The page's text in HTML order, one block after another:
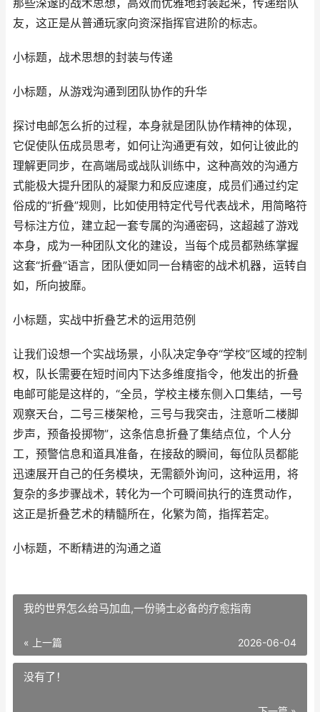
那些深邃的战术思想，高效而优雅地封装起来，传递给队
友，这正是从普通玩家向资深指挥官进阶的标志。
小标题，战术思想的封装与传递
小标题，从游戏沟通到团队协作的升华
探讨电邮怎么折的过程，本身就是团队协作精神的体现，
它促使队伍成员思考，如何让沟通更有效，如何让彼此的
理解更同步，在高端局或战队训练中，这种高效的沟通方
式能极大提升团队的凝聚力和反应速度，成员们通过约定
俗成的“折叠”规则，比如使用特定代号代表战术，用简略符
号标注方位，建立起一套专属的沟通密码，这超越了游戏
本身，成为一种团队文化的建设，当每个成员都熟练掌握
这套“折叠”语言，团队便如同一台精密的战术机器，运转自
如，所向披靡。
小标题，实战中折叠艺术的运用范例
让我们设想一个实战场景，小队决定争夺“学校”区域的控制
权，队长需要在短时间内下达多维度指令，他发出的折叠
电邮可能是这样的，“全员，学校主楼东侧入口集结，一号
观察天台，二号三楼架枪，三号与我突击，注意听二楼脚
步声，预备投掷物”，这条信息折叠了集结点位，个人分
工，预警信息和道具准备，在接敌的瞬间，每位队员都能
迅速展开自己的任务模块，无需额外询问，这种运用，将
复杂的多步骤战术，转化为一个可瞬间执行的连贯动作，
这正是折叠艺术的精髓所在，化繁为简，指挥若定。
小标题，不断精进的沟通之道
我的世界怎么给马加血,一份骑士必备的疗愈指南
« 上一篇 2026-06-04
没有了！